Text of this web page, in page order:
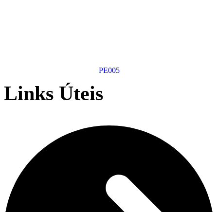
PE005
Links Úteis